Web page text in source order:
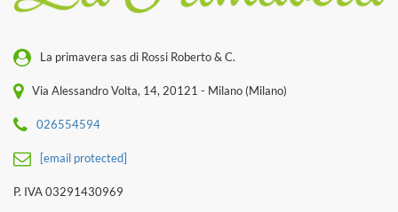
La primavera sas di Rossi Roberto & C.
Via Alessandro Volta, 14, 20121 - Milano (Milano)
026554594
[email protected]
P. IVA 03291430969